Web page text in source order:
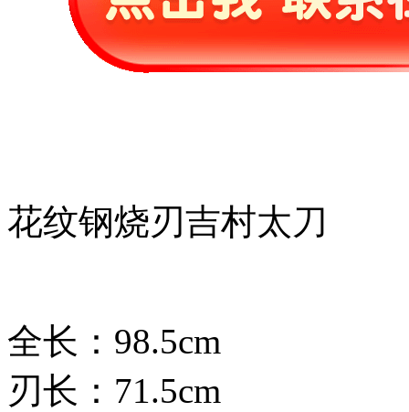
花纹钢烧刃吉村太刀
全长：98.5cm
刃长：71.5cm